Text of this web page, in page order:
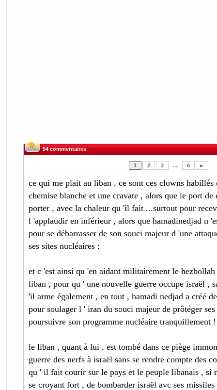
54 commentaires
1 2 3 ... 6 ►
ce qui me plait au liban , ce sont ces clowns habillés
chemise blanche et une cravate , alors que le port de
porter , avec la chaleur qu 'il fait ...surtout pour
l 'applaudir en inférieur , alors que hamadinedjad n
pour se débarrasser de son souci majeur d 'une
ses sites nucléaires :
et c 'est ainsi qu 'en aidant militairement le
liban , pour qu ' une nouvelle guerre occupe israël ,
'il arme également , en tout , hamadi nedjad a créé
pour soulager l ' iran du souci majeur de prôtéger
poursuivre son programme nucléaire tranquillement !
le liban , quant à lui , est tombé dans ce piège
guerre des nerfs à israël sans se rendre compte des
qu ' il fait courir sur le pays et le peuple libanais , si
se croyant fort , de bombarder israël avc ses